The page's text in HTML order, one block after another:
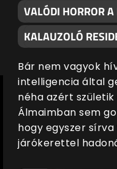
VALÓDI HORROR
KALAUZOLÓ
Bár nem vagyok
intelligencia által
néha azért
Álmaimban sem
hogy egyszer
járókerettel